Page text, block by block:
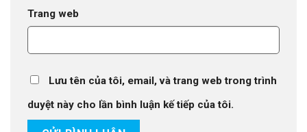
Trang web
Lưu tên của tôi, email, và trang web trong trình
duyệt này cho lần bình luận kế tiếp của tôi.